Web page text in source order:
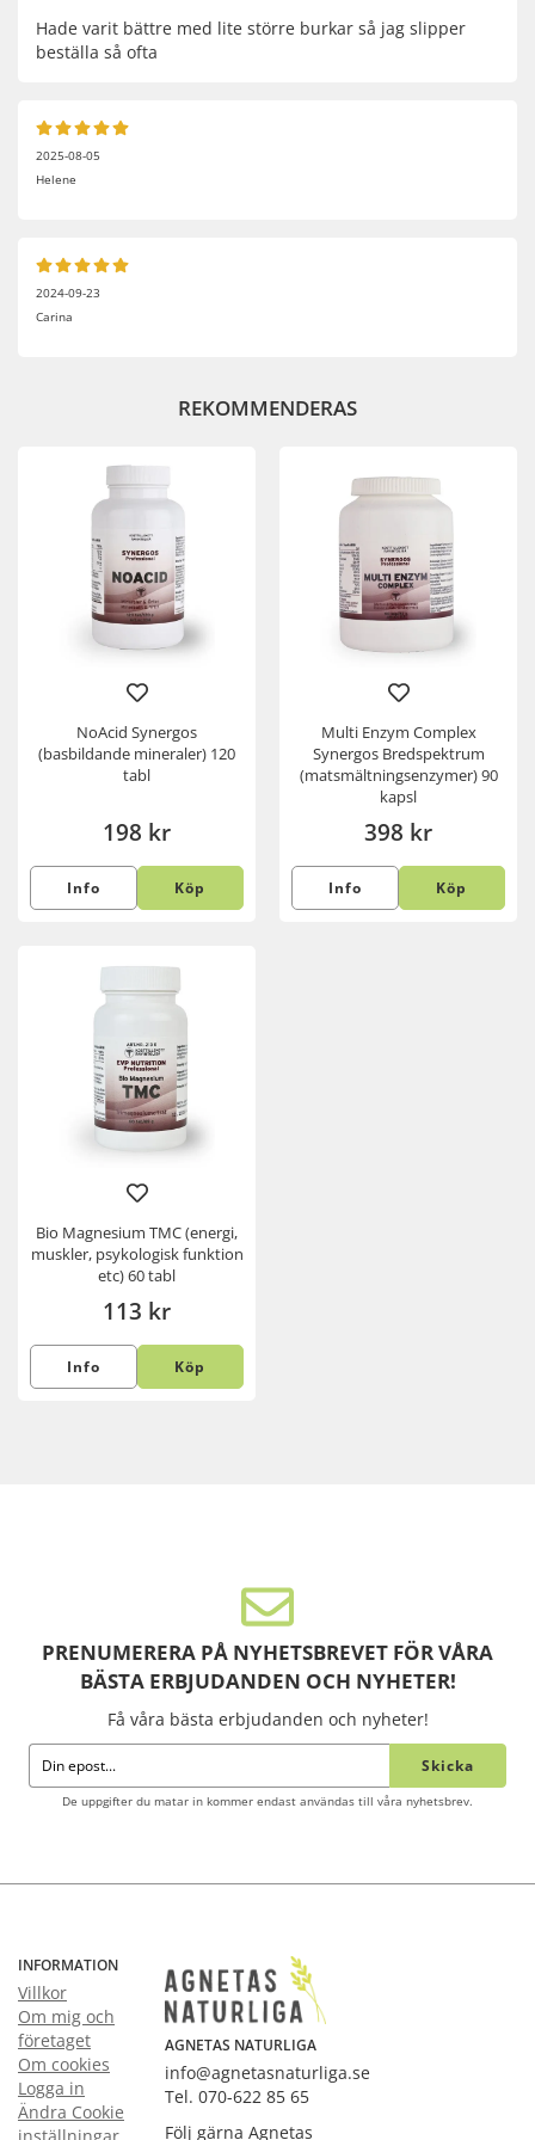
Hade varit bättre med lite större burkar så jag slipper
beställa så ofta
2025-08-05
Helene
2024-09-23
Carina
REKOMMENDERAS
NoAcid Synergos
(basbildande mineraler) 120
tabl
198 kr
Info Köp
Multi Enzym Complex
Synergos Bredspektrum
(matsmältningsenzymer) 90
kapsl
398 kr
Info Köp
Bio Magnesium TMC (energi,
muskler, psykologisk funktion
etc) 60 tabl
113 kr
Info Köp
PRENUMERERA PÅ NYHETSBREVET FÖR VÅRA
BÄSTA ERBJUDANDEN OCH NYHETER!
Få våra bästa erbjudanden och nyheter!
Skicka
De uppgifter du matar in kommer endast användas till våra nyhetsbrev.
INFORMATION
Villkor
Om mig och
företaget
Om cookies
Logga in
Ändra Cookie
AGNETAS NATURLIGA
info@agnetasnaturliga.se
Tel. 070-622 85 65
Följ gärna Agnetas